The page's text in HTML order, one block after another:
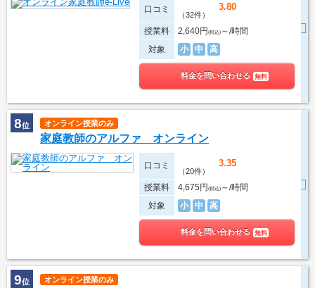
口コミ 3.80
（32件）
授業料 2,640円(税込) ～/時間
対象
小 中 高
料金を問い合わせる 無料
8位 オンライン授業のみ
家庭教師のアルファ オンライン
口コミ 3.35
（20件）
授業料 4,675円(税込) ～/時間
対象
小 中 高
料金を問い合わせる 無料
9位 オンライン授業のみ